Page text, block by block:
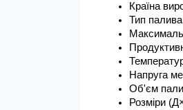
Країна
Тип
Напруга
Об'єм
Розміри